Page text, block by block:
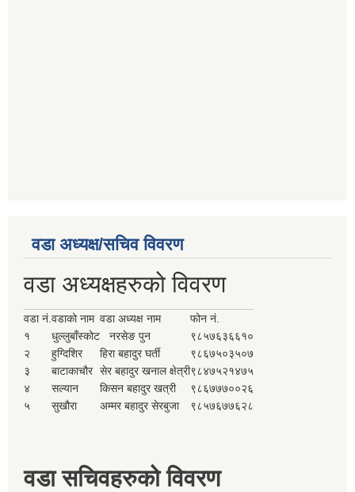
वडा अध्यक्ष/सचिव विवरण
वडा अध्यक्षहरुको विवरण
वडा नं. वडाको नाम वडा अध्यक्ष नाम
फोन नं.
१
धुल्लुबाँस्कोट नरसेङ पुन
९८५७६३६६१०
२
हुग्दिशिर हिरा बहादुर घर्ती
९८६७५०३५०७
३
बाटाकाचौर सेर बहादुर खनाल क्षेत्री९८४७५२१४७५
४
सल्यान किसन बहादुर खत्री
९८६७७७००२६
५
सुखौरा अम्मर बहादुर सेरबुजा ९८५७६७७६२८
वडा सचिवहरुको विवरण